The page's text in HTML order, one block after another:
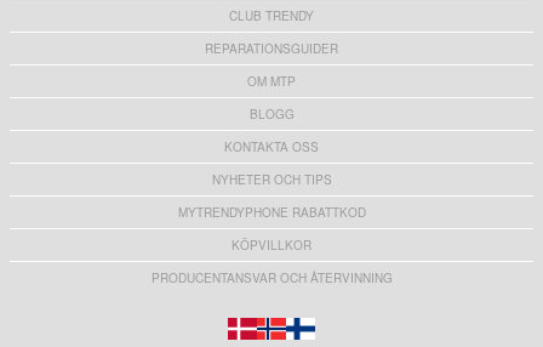
CLUB TRENDY
REPARATIONSGUIDER
OM MTP
BLOGG
KONTAKTA OSS
NYHETER OCH TIPS
MYTRENDYPHONE RABATTKOD
KÖPVILLKOR
PRODUCENTANSVAR OCH ÅTERVINNING